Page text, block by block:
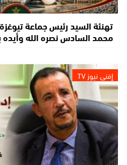
تهنئة السيد رئيس جماعة
محمد السادس نصره الله
إفني نيوز TV